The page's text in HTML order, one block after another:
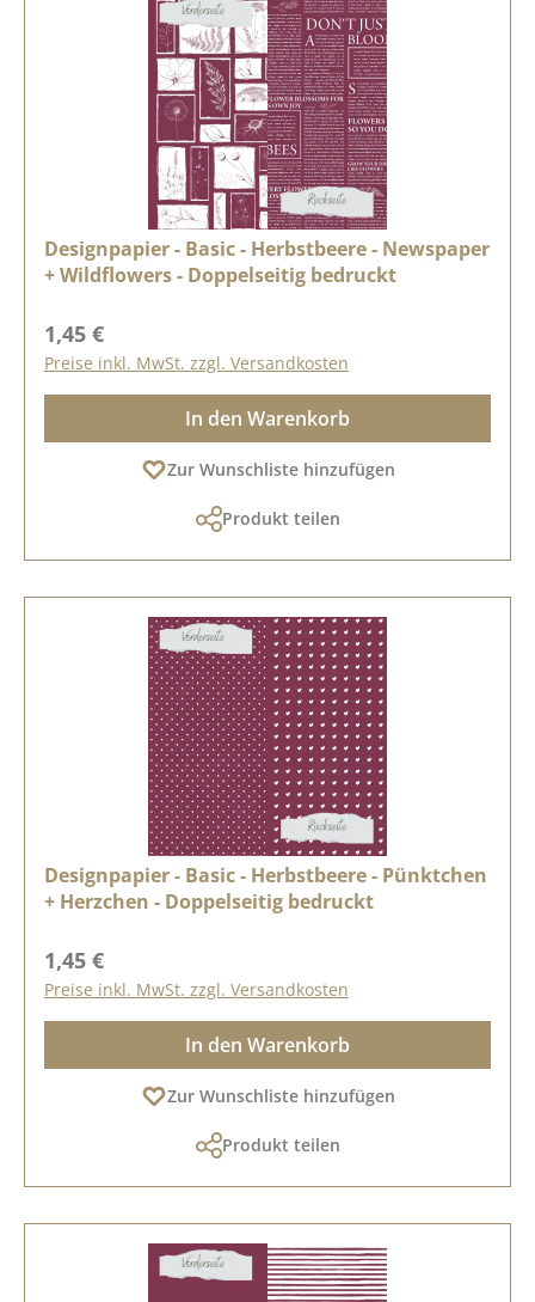
Designpapier - Basic - Herbstbeere - Newspaper
+ Wildflowers - Doppelseitig bedruckt
Regulärer Preis:
1,45 €
Preise inkl. MwSt. zzgl. Versandkosten
In den Warenkorb
Zur Wunschliste hinzufügen
Produkt teilen
Designpapier - Basic - Herbstbeere - Pünktchen
+ Herzchen - Doppelseitig bedruckt
Regulärer Preis:
1,45 €
Preise inkl. MwSt. zzgl. Versandkosten
In den Warenkorb
Zur Wunschliste hinzufügen
Produkt teilen